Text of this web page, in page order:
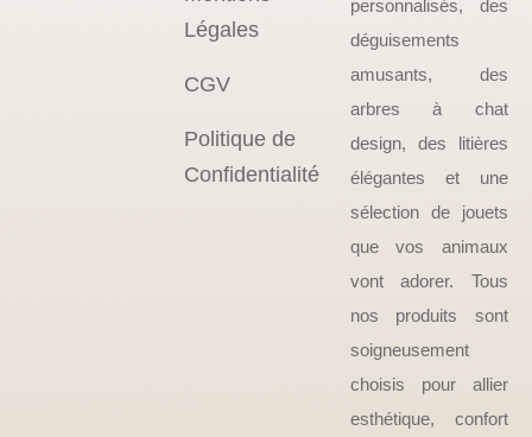
Légales
CGV
Politique de
Confidentialité
personnalisés, des
déguisements
amusants, des
arbres à chat
design, des litières
élégantes et une
sélection de jouets
que vos animaux
vont adorer. Tous
nos produits sont
soigneusement
choisis pour allier
esthétique, confort